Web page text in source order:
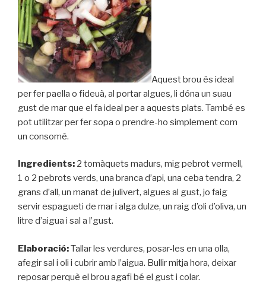
Aquest brou és ideal
per fer paella o fideuà, al portar algues, li dóna un suau
gust de mar que el fa ideal per a aquests plats. També es
pot utilitzar per fer sopa o prendre-ho simplement com
un consomé.
Ingredients: 2 tomàquets madurs, mig pebrot vermell,
1 o 2 pebrots verds, una branca d’api, una ceba tendra, 2
grans d’all, un manat de julivert, algues al gust, jo faig
servir espagueti de mar i alga dulze, un raig d’oli d’oliva, un
litre d’aigua i sal a l’gust.
Elaboració:Tallar les verdures, posar-les en una olla,
afegir sal i oli i cubrir amb l’aigua. Bullir mitja hora, deixar
reposar perquè el brou agafi bé el gust i colar.